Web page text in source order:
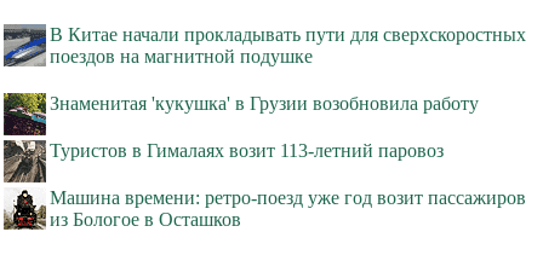
В Китае начали прокладывать пути для сверхскоростных
поездов на магнитной подушке
Знаменитая 'кукушка' в Грузии возобновила работу
Туристов в Гималаях возит 113-летний паровоз
Машина времени: ретро-поезд уже год возит пассажиров
из Бологое в Осташков